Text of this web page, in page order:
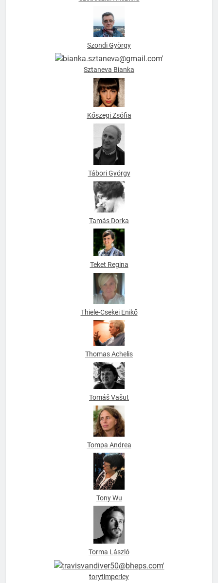
Sztaneva Bianka
Kőszegi Zsófia
Tábori György
Tamás Dorka
Teket Regina
Thiele-Csekei Enikő
Thomas Achelis
Tomáš Vašut
Tompa Andrea
Tony Wu